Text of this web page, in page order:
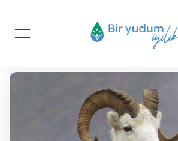
Ruhuna Kurban